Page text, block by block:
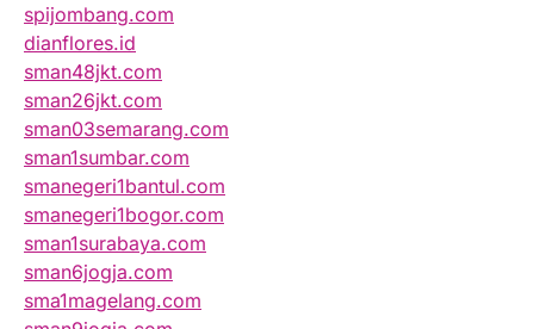
spijombang.com
dianflores.id
sman48jkt.com
sman26jkt.com
sman03semarang.com
sman1sumbar.com
smanegeri1bantul.com
smanegeri1bogor.com
sman1surabaya.com
sman6jogja.com
sma1magelang.com